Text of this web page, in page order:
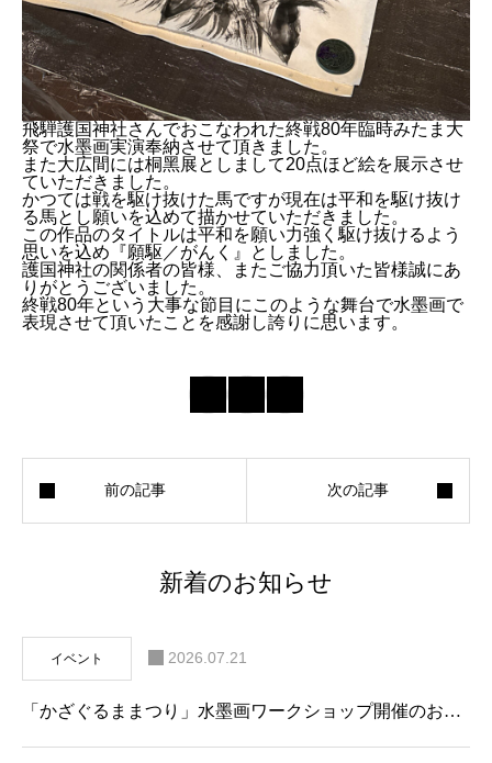
飛騨護国神社さんでおこなわれた終戦80年臨時みたま大
祭で水墨画実演奉納させて頂きました。
また大広間には桐黑展としまして20点ほど絵を展示させ
ていただきました。
かつては戦を駆け抜けた馬ですが現在は平和を駆け抜け
る馬とし願いを込めて描かせていただきました。
この作品のタイトルは平和を願い力強く駆け抜けるよう
思いを込め『願駆／がんく』としました。
護国神社の関係者の皆様、またご協力頂いた皆様誠にあ
りがとうございました。
終戦80年という大事な節目にこのような舞台で水墨画で
表現させて頂いたことを感謝し誇りに思います。
新着のお知らせ
イベント 2026.07.21
「かざぐるままつり」水墨画ワークショップ開催のお知らせ